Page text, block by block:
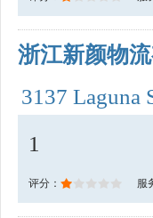
浙江新颜物
3137 Laguna
1
评分： 服